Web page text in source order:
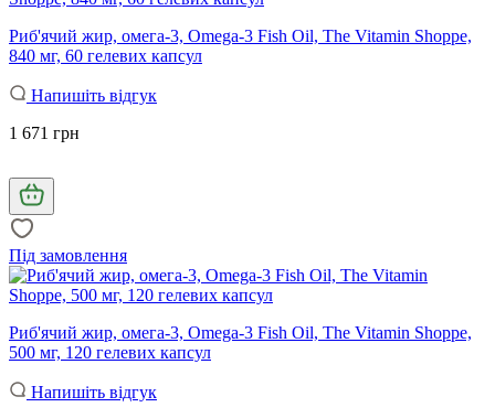
Риб'ячий жир, омега-3, Omega-3 Fish Oil, The Vitamin Shoppe,
840 мг, 60 гелевих капсул
Напишіть відгук
1 671 грн
Під замовлення
Риб'ячий жир, омега-3, Omega-3 Fish Oil, The Vitamin Shoppe,
500 мг, 120 гелевих капсул
Напишіть відгук